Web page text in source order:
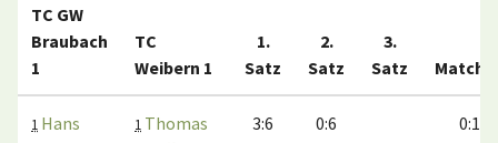
TC GW
Braubach
1
TC
Weibern 1
1.
Satz
2.
Satz
3.
Satz
1 Hans
1 Thomas
3:6 0:6 0:1